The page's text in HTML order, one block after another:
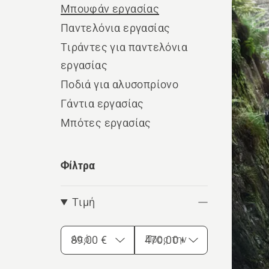
Μπουφάν εργασίας
Παντελόνια εργασίας
Τιράντες για παντελόνια
εργασίας
Ποδιά για αλυσοπρίονο
Γάντια εργασίας
Μπότες εργασίας
Φίλτρα
Τιμή
Από Προς την
τα